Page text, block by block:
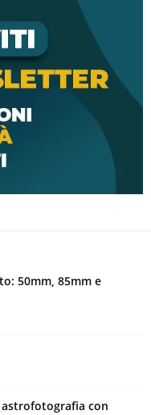
50mm, 85mm e
con